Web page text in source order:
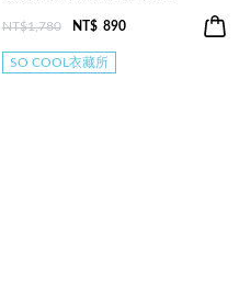
NT$1,780 NT$ 890
SO COOL衣藏所